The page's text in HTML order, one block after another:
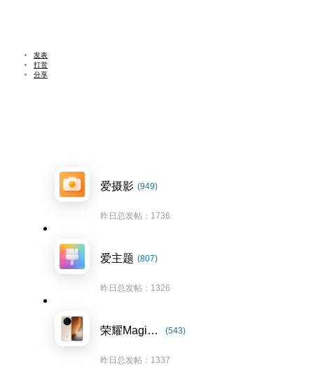
发表
打赏
分享
爱摄影 (949)
昨日总发帖：1736
爱主题 (807)
昨日总发帖：1326
荣耀Magic8系列 (543)
昨日总发帖：1337